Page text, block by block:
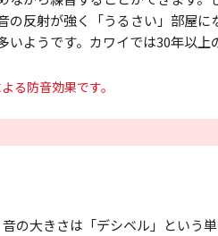
反射が強く「うるさい」部屋に
ようです。カワイでは30年以上
る防音効果です。
の大きさは「デシベル」という